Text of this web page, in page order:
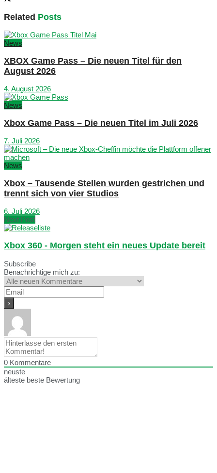
Related Posts
News
XBOX Game Pass – Die neuen Titel für den
August 2026
4. August 2026
News
Xbox Game Pass – Die neuen Titel im Juli 2026
7. Juli 2026
News
Xbox – Tausende Stellen wurden gestrichen und
trennt sich von vier Studios
6. Juli 2026
Next Post
Xbox 360 - Morgen steht ein neues Update bereit
Subscribe
Benachrichtige mich zu:
0 Kommentare
neuste
älteste beste Bewertung